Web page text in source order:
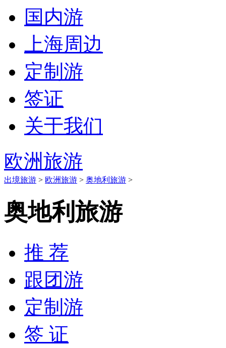
国内游
上海周边
定制游
签证
关于我们
欧洲旅游
出境旅游 > 欧洲旅游 > 奥地利旅游 >
奥地利旅游
推 荐
跟团游
定制游
签 证